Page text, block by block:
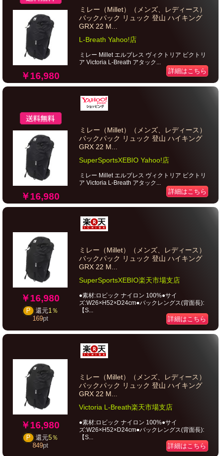
￥16,980
ミレー（Millet）（メンズ、レディース）
バックパック リュック 登山 ハイキング
GRX 22 M...
L-Breath Yahoo!店
ミレー Millet エルブレス ヴィクトリア ビクトリ
ア Victoria L-Breath アタック...
詳細はこちら
￥16,980
ミレー（Millet）（メンズ、レディース）
バックパック リュック 登山 ハイキング
GRX 22 M...
SuperSportsXEBIO Yahoo!店
ミレー Millet エルブレス ヴィクトリア ビクトリ
ア Victoria L-Breath アタック...
詳細はこちら
￥16,980
P 還元1％
169pt
ミレー（Millet）（メンズ、レディース）
バックパック リュック 登山 ハイキング
GRX 22 M...
SuperSportsXEBIO楽天市場支店
●素材:ロビック ナイロン 100%●サイ
ズ:W26×H52×D24cm●バックレングス(背面長):
【S...
詳細はこちら
￥16,980
P 還元5％
849pt
ミレー（Millet）（メンズ、レディース）
バックパック リュック 登山 ハイキング
GRX 22 M...
Victoria L-Breath楽天市場支店
●素材:ロビック ナイロン 100%●サイ
ズ:W26×H52×D24cm●バックレングス(背面長):
【S...
詳細はこちら